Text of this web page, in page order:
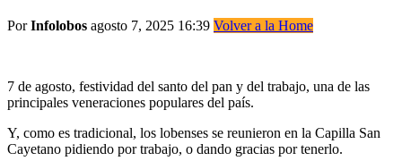
PorInfolobos agosto 7, 2025 16:39 Volver a la Home
7 de agosto, festividad del santo del pan y del trabajo, una de las
principales veneraciones populares del país.
Y, como es tradicional, los lobenses se reunieron en la Capilla San
Cayetano pidiendo por trabajo, o dando gracias por tenerlo.